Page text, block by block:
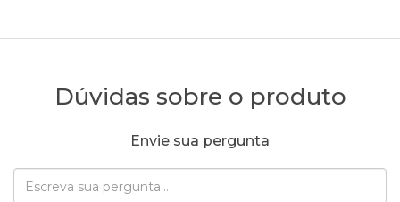
Dúvidas sobre o produto
Envie sua pergunta